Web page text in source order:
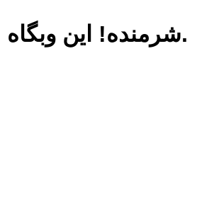
شرمنده! این وبگاه از مشکلات فنی رنج می‌برد.